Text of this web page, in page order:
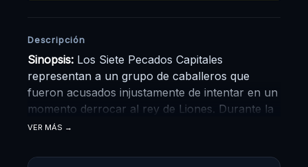
Descripción
Sinopsis: Los Siete Pecados Capitales
representan a un grupo de caballeros que
fueron acusados injustamente de intentar en un
momento derrocar al rey de Liones. Durante la
revuelta, lograron ser derrotados por los
Una década después, los mismos caballeros
VER MÁS